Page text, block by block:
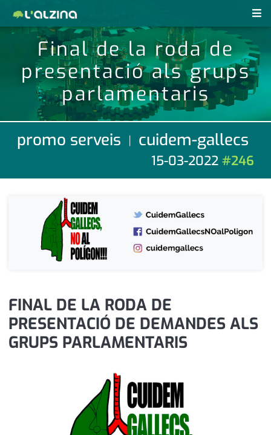
notícies
últimes notícies
activitats
agenda
economia
entrevista
esports
opinió
política
reportatge
salut
revistes pdf
anunciants
subscripció
farmàcies
telèfons
Final de la roda de
presentació als grups
parlamentaris
promo serveis | cuidem-gallecs
15-03-2022 #246
FINAL DE LA RODA DE
PRESENTACIÓ DE DEMANDES ALS
GRUPS PARLAMENTARIS